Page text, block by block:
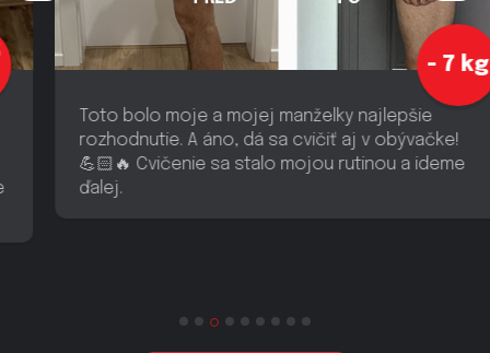
- 7 kg
Toto bolo moje a mojej manželky najlepšie
rozhodnutie. A áno, dá sa cvičiť aj v obývačke!
💪🏻🔥 Cvičenie sa stalo mojou rutinou a ideme
ďalej.